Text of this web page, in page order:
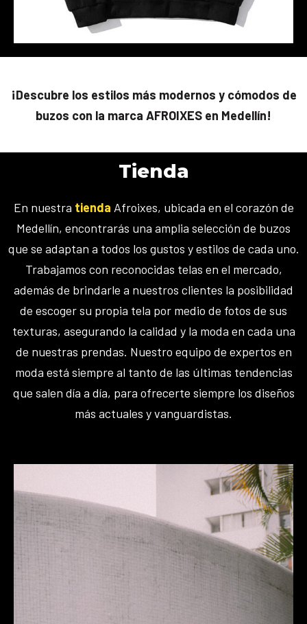
¡Descubre los estilos más modernos y cómodos de
buzos con la marca AFROIXES en Medellín!
Tienda
En nuestra tienda Afroixes, ubicada en el corazón de
Medellín, encontrarás una amplia selección de buzos
que se adaptan a todos los gustos y estilos de cada uno.
Trabajamos con reconocidas telas en el mercado,
además de brindarle a nuestros clientes la posibilidad
de escoger su propia tela por medio de fotos de sus
texturas, asegurando la calidad y la moda en cada una
de nuestras prendas. Nuestro equipo de expertos en
moda está siempre al tanto de las últimas tendencias
que salen día a día, para ofrecerte siempre los diseños
más actuales y vanguardistas.